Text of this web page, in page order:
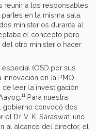
reunir a los responsables
en la misma sala.
ministerios durante al
el concepto pero
otro ministerio hacer
(OSD por sus
en la PMO
leer la investigación
11Para nuestra
gobierno convocó dos
Dr. V. K. Saraswat, uno
al alcance del director, el